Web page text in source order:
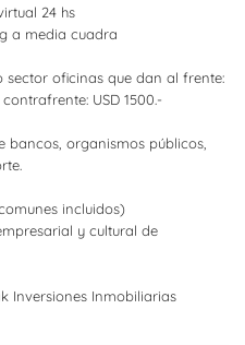
24 hs
a media cuadra
sector oficinas que dan al frente:
USD 1500.-
bancos, organismos públicos,
incluidos)
y cultural de
Inversiones Inmobiliarias